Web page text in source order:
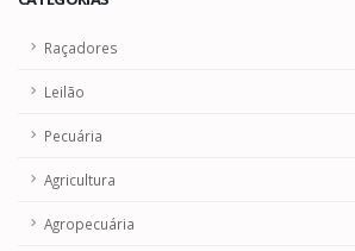
Raçadores
Leilão
Pecuária
Agricultura
Agropecuária